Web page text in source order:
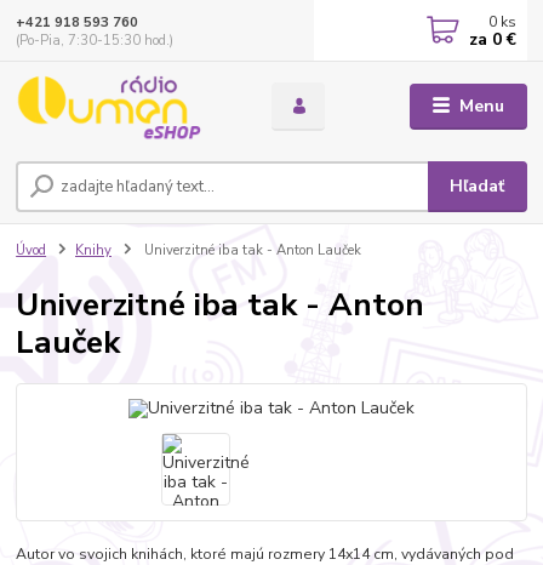
Menu
Hľadať
+421 918 593 760
(Po-Pia, 7:30-15:30 hod.)
0 ks
za 0 €
Úvod Knihy Univerzitné iba tak - Anton Lauček
Univerzitné iba tak - Anton
Lauček
Autor vo svojich knihách, ktoré majú rozmery 14x14 cm, vydávaných pod